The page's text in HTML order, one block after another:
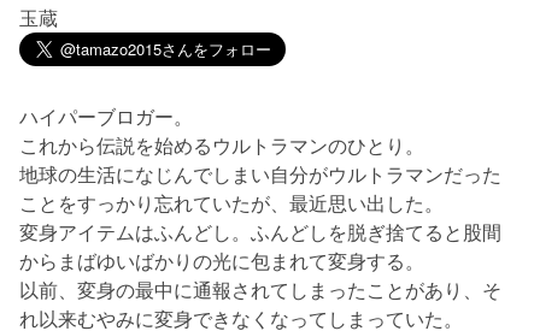
玉蔵
ハイパーブロガー。
これから伝説を始めるウルトラマンのひとり。
地球の生活になじんでしまい自分がウルトラマンだった
ことをすっかり忘れていたが、最近思い出した。
変身アイテムはふんどし。ふんどしを脱ぎ捨てると股間
からまばゆいばかりの光に包まれて変身する。
以前、変身の最中に通報されてしまったことがあり、そ
れ以来むやみに変身できなくなってしまっていた。